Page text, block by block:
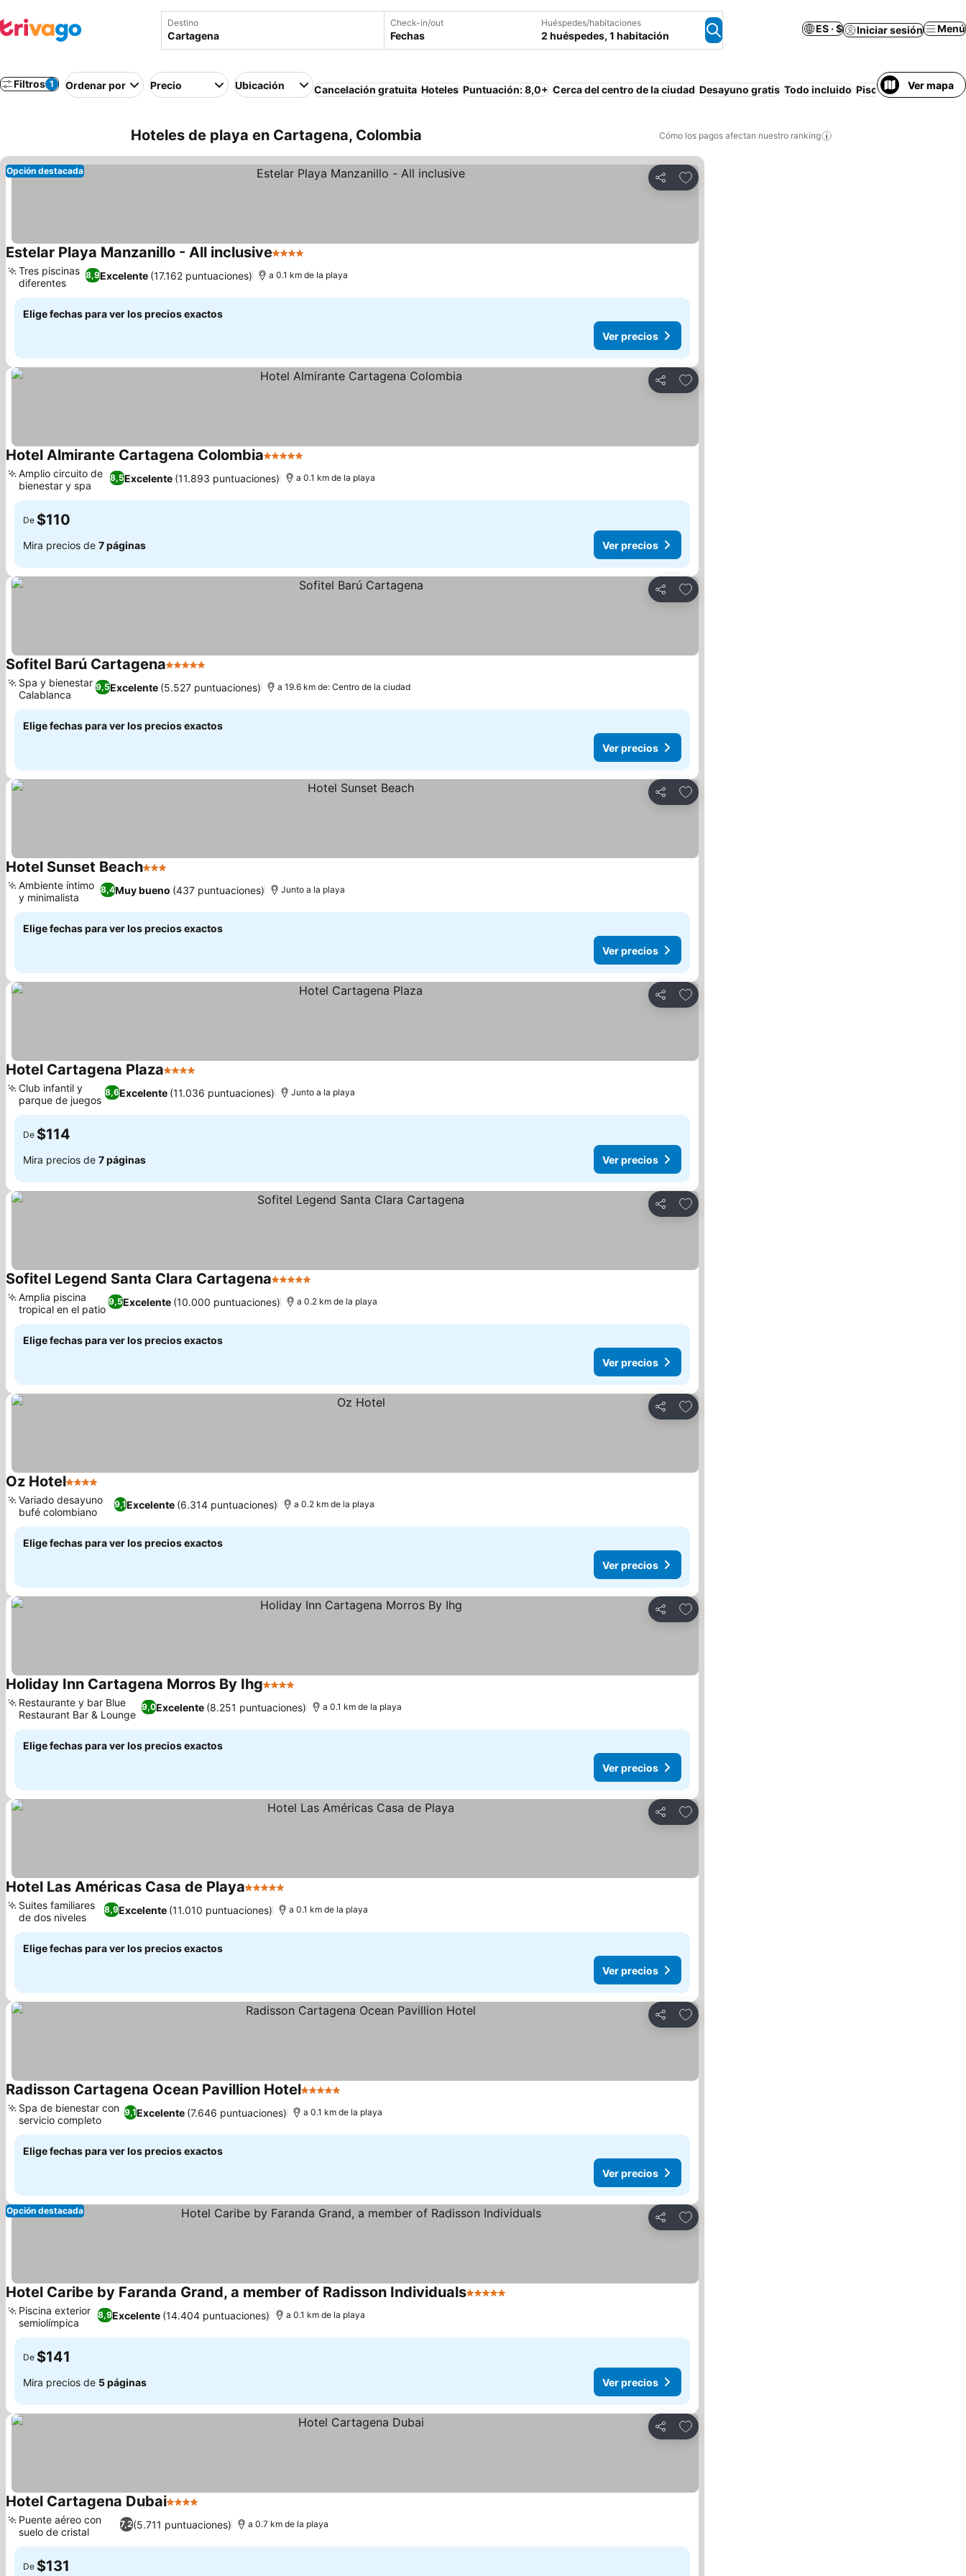
Destino Check-in/out
Fechas
Huéspedes/habitaciones
2 huéspedes, 1 habitación
ES · $ Iniciar sesión Menú
Filtros 1 Ordenar por Precio Ubicación Cancelación gratuita Hoteles Puntuación: 8,0+ Cerca del centro de la ciudad Desayuno gratis Todo incluido Piscina Playa Aire
Ver mapa
Hoteles de playa en Cartagena, Colombia Cómo los pagos afectan nuestro ranking
Compartir
Agregar a favoritos
Opción destacada
Estelar Playa Manzanillo - All inclusive4 Estrellas
8,9Excelente (17.162 puntuaciones)
Tres piscinas
diferentes
a 0.1 km de la playa
Elige fechas para ver los precios exactos
Ver precios
Compartir
Agregar a favoritos
Hotel Almirante Cartagena Colombia5 Estrellas
8,5Excelente (11.893 puntuaciones)
Amplio circuito de
bienestar y spa
a 0.1 km de la playa
De $110
Mira precios de 7 páginas Ver precios
Compartir
Agregar a favoritos
Sofitel Barú Cartagena5 Estrellas
9,5Excelente (5.527 puntuaciones)
Spa y bienestar
Calablanca
a 19.6 km de: Centro de la ciudad
Elige fechas para ver los precios exactos
Ver precios
Compartir
Agregar a favoritos
Hotel Sunset Beach3 Estrellas
8,4Muy bueno (437 puntuaciones)
Ambiente íntimo
y minimalista
Junto a la playa
Elige fechas para ver los precios exactos
Ver precios
Compartir
Agregar a favoritos
Hotel Cartagena Plaza4 Estrellas
8,6Excelente (11.036 puntuaciones)
Club infantil y
parque de juegos
Junto a la playa
De $114
Mira precios de 7 páginas Ver precios
Compartir
Agregar a favoritos
Sofitel Legend Santa Clara Cartagena5 Estrellas
9,5Excelente (10.000 puntuaciones)
Amplia piscina
tropical en el patio
a 0.2 km de la playa
Elige fechas para ver los precios exactos
Ver precios
Compartir
Agregar a favoritos
Oz Hotel4 Estrellas
9,1Excelente (6.314 puntuaciones)
Variado desayuno
bufé colombiano
a 0.2 km de la playa
Elige fechas para ver los precios exactos
Ver precios
Compartir
Agregar a favoritos
Holiday Inn Cartagena Morros By Ihg4 Estrellas
9,0Excelente (8.251 puntuaciones)
Restaurante y bar Blue
Restaurant Bar & Lounge
a 0.1 km de la playa
Elige fechas para ver los precios exactos
Ver precios
Compartir
Agregar a favoritos
Hotel Las Américas Casa de Playa5 Estrellas
8,9Excelente (11.010 puntuaciones)
Suites familiares
de dos niveles
a 0.1 km de la playa
Elige fechas para ver los precios exactos
Ver precios
Compartir
Agregar a favoritos
Radisson Cartagena Ocean Pavillion Hotel5 Estrellas
9,1Excelente (7.646 puntuaciones)
Spa de bienestar con
servicio completo
a 0.1 km de la playa
Elige fechas para ver los precios exactos
Ver precios
Compartir
Agregar a favoritos
Opción destacada
Hotel Caribe by Faranda Grand, a member of Radisson Individuals5 Estrellas
8,9Excelente (14.404 puntuaciones)
Piscina exterior
semiolímpica
a 0.1 km de la playa
De $141
Mira precios de 5 páginas Ver precios
Compartir
Agregar a favoritos
Hotel Cartagena Dubai4 Estrellas
7,2(5.711 puntuaciones)
Puente aéreo con
suelo de cristal
a 0.7 km de la playa
De $131